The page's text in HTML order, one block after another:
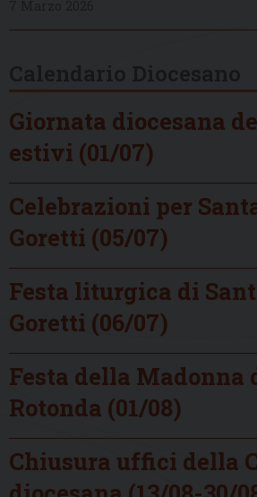
Giornata diocesana
estivi (01/07)
Celebrazioni per
Goretti (05/07)
Festa liturgica di
Goretti (06/07)
Festa della Madonna
Rotonda (01/08)
Chiusura uffici della